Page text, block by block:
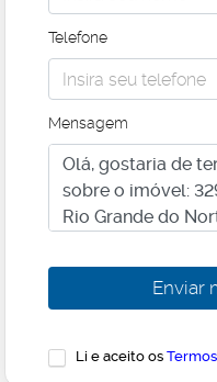
Telefone
Mensagem
Li e aceito os